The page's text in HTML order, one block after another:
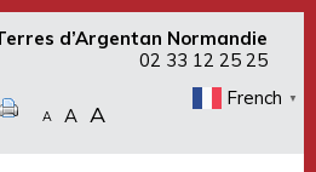
d’Argentan Normandie
02 33 12 25 25
A A A
French ▼